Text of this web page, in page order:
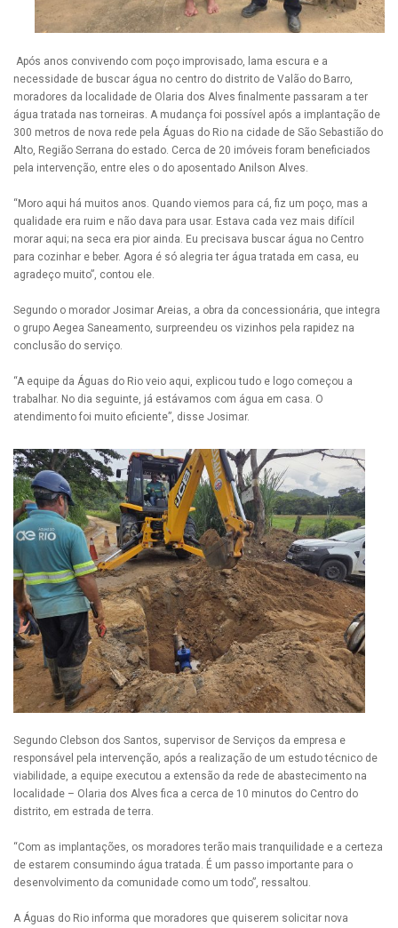
Após anos convivendo com poço improvisado, lama escura e a
necessidade de buscar água no centro do distrito de Valão do Barro,
moradores da localidade de Olaria dos Alves finalmente passaram a ter
água tratada nas torneiras. A mudança foi possível após a implantação de
300 metros de nova rede pela Águas do Rio na cidade de São Sebastião do
Alto, Região Serrana do estado. Cerca de 20 imóveis foram beneficiados
pela intervenção, entre eles o do aposentado Anilson Alves.
“Moro aqui há muitos anos. Quando viemos para cá, fiz um poço, mas a
qualidade era ruim e não dava para usar. Estava cada vez mais difícil
morar aqui; na seca era pior ainda. Eu precisava buscar água no Centro
para cozinhar e beber. Agora é só alegria ter água tratada em casa, eu
agradeço muito”, contou ele.
Segundo o morador Josimar Areias, a obra da concessionária, que integra
o grupo Aegea Saneamento, surpreendeu os vizinhos pela rapidez na
conclusão do serviço.
“A equipe da Águas do Rio veio aqui, explicou tudo e logo começou a
trabalhar. No dia seguinte, já estávamos com água em casa. O
atendimento foi muito eficiente”, disse Josimar.
Segundo Clebson dos Santos, supervisor de Serviços da empresa e
responsável pela intervenção, após a realização de um estudo técnico de
viabilidade, a equipe executou a extensão da rede de abastecimento na
localidade – Olaria dos Alves fica a cerca de 10 minutos do Centro do
distrito, em estrada de terra.
“Com as implantações, os moradores terão mais tranquilidade e a certeza
de estarem consumindo água tratada. É um passo importante para o
desenvolvimento da comunidade como um todo”, ressaltou.
A Águas do Rio informa que moradores que quiserem solicitar nova